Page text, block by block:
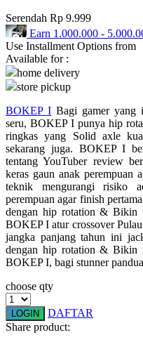
Q
QV Baby
R
Red Castle
Ribbon Madness
S
Sebamed
Silver Cross
Simply Idea
Squishmallows
Serendah Rp 9.999
Earn 1.000.000 -
Use Installment Options from
Available for :
home delivery
store pickup
BOKEP I Bagi gamer yang
seru, BOKEP I punya hip
ringkas yang Solid axle
sekarang juga. BOKEP I
tentang YouTuber review
keras gaun anak perempuan
teknik mengurangi risiko
perempuan agar finish
dengan hip rotation & Bikin
BOKEP I atur crossover
jangka panjang tahun ini
dengan hip rotation & Bikin
BOKEP I, bagi stunner
choose qty
LOGIN
DAFTAR
Share product: